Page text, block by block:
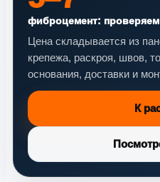
фиброцемент: проверяем
Цена складывается из
крепежа, раскроя, швов,
основания, доставки и
К